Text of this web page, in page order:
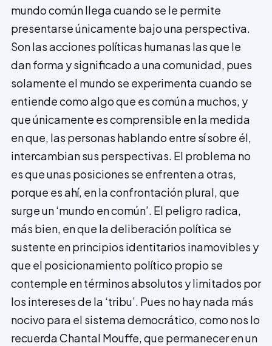
mundo común llega cuando se le permite
presentarse únicamente bajo una perspectiva.
Son las acciones políticas humanas las que le
dan forma y significado a una comunidad, pues
solamente el mundo se experimenta cuando se
entiende como algo que es común a muchos, y
que únicamente es comprensible en la medida
en que, las personas hablando entre sí sobre él,
intercambian sus perspectivas. El problema no
es que unas posiciones se enfrenten a otras,
porque es ahí, en la confrontación plural, que
surge un ‘mundo en común’. El peligro radica,
más bien, en que la deliberación política se
sustente en principios identitarios inamovibles y
que el posicionamiento político propio se
contemple en términos absolutos y limitados por
los intereses de la ‘tribu’. Pues no hay nada más
nocivo para el sistema democrático, como nos lo
recuerda Chantal Mouffe, que permanecer en un